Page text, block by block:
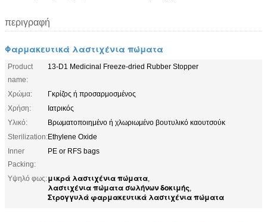
περιγραφή
Φαρμακευτικά λαστιχένια πώματα
Product
name:
13-D1 Medicinal Freeze-dried Rubber Stopper
Χρώμα:
Γκρίζος ή προσαρμοσμένος
Χρήση:
Ιατρικός
Υλικό:
Βρωματοποιημένο ή χλωριωμένο βουτυλικό καουτσούκ
Sterilization:Ethylene Oxide
Inner
Packing:
PE or RFS bags
Υψηλό φως:μικρά λαστιχένια πώματα,
λαστιχένια πώματα σωλήνων δοκιμής,
Στρογγυλά φαρμακευτικά λαστιχένια πώματα